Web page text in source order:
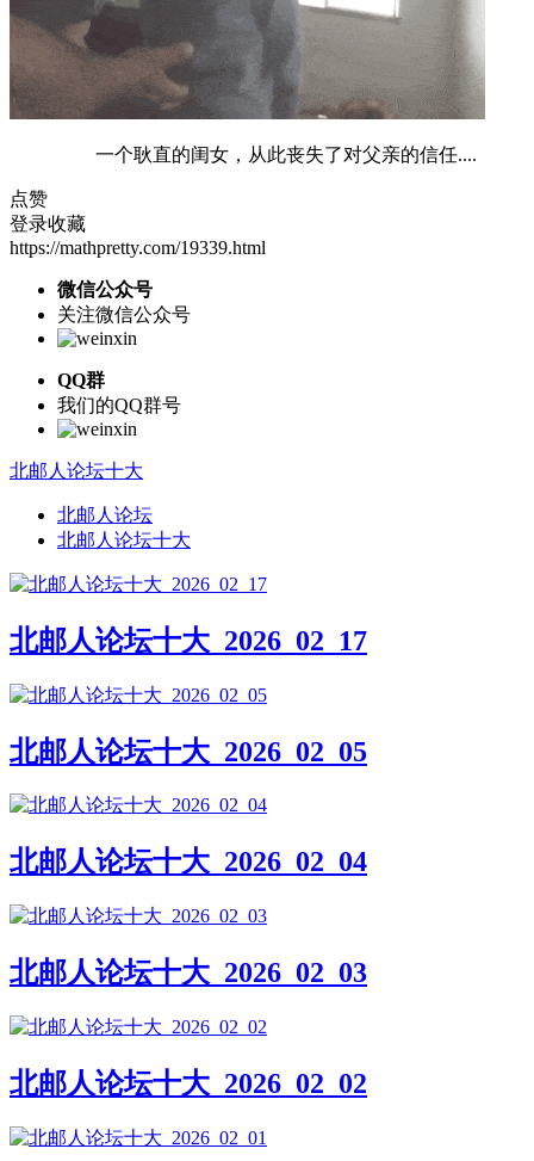
一个耿直的闺女，从此丧失了对父亲的信任....
点赞
登录收藏
https://mathpretty.com/19339.html
微信公众号
关注微信公众号
QQ群
我们的QQ群号
北邮人论坛十大
北邮人论坛
北邮人论坛十大
北邮人论坛十大_2026_02_17
北邮人论坛十大_2026_02_05
北邮人论坛十大_2026_02_04
北邮人论坛十大_2026_02_03
北邮人论坛十大_2026_02_02